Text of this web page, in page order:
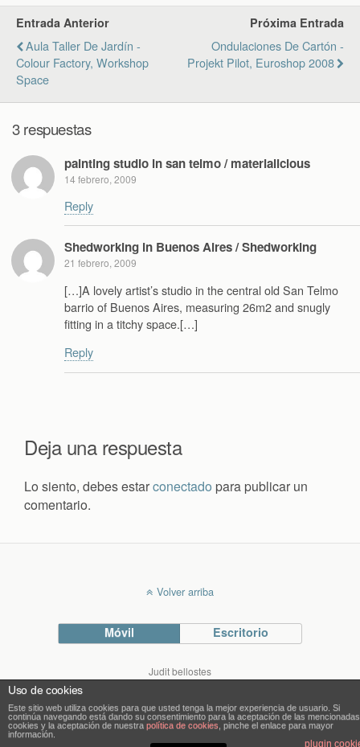
Entrada Anterior
Aula Taller De Jardín -
Colour Factory, Workshop
Space
Próxima Entrada
Ondulaciones De Cartón -
Projekt Pilot, Euroshop 2008
3 respuestas
painting studio in san telmo / materialicious
14 febrero, 2009
Reply
Shedworking in Buenos Aires / Shedworking
21 febrero, 2009
[…]A lovely artist’s studio in the central old San Telmo
barrio of Buenos Aires, measuring 26m2 and snugly
fitting in a titchy space.[…]
Reply
Deja una respuesta
Lo siento, debes estarconectado para publicar un
comentario.
Volver arriba
Móvil Escritorio
Judit bellostes
Blog de arquitectura
Uso de cookies
Este sitio web utiliza cookies para que usted tenga la mejor experiencia de usuario. Si
continúa navegando está dando su consentimiento para la aceptación de las mencionadas
cookies y la aceptación de nuestra política de cookies , pinche el enlace para mayor
información.
plugin